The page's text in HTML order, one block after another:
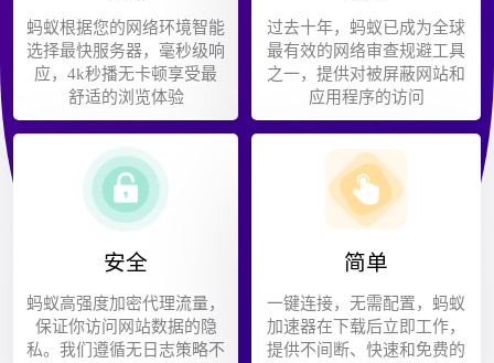
蚂蚁根据您的网络环境智能
选择最快服务器，毫秒级响
应，4k秒播无卡顿享受最
舒适的浏览体验
过去十年，蚂蚁已成为全球
最有效的网络审查规避工具
之一，提供对被屏蔽网站和
应用程序的访问
安全
蚂蚁高强度加密代理流量，
保证你访问网站数据的隐
私。我们遵循无日志策略不
简单
一键连接，无需配置，蚂蚁
加速器在下载后立即工作，
提供不间断、快速和免费的